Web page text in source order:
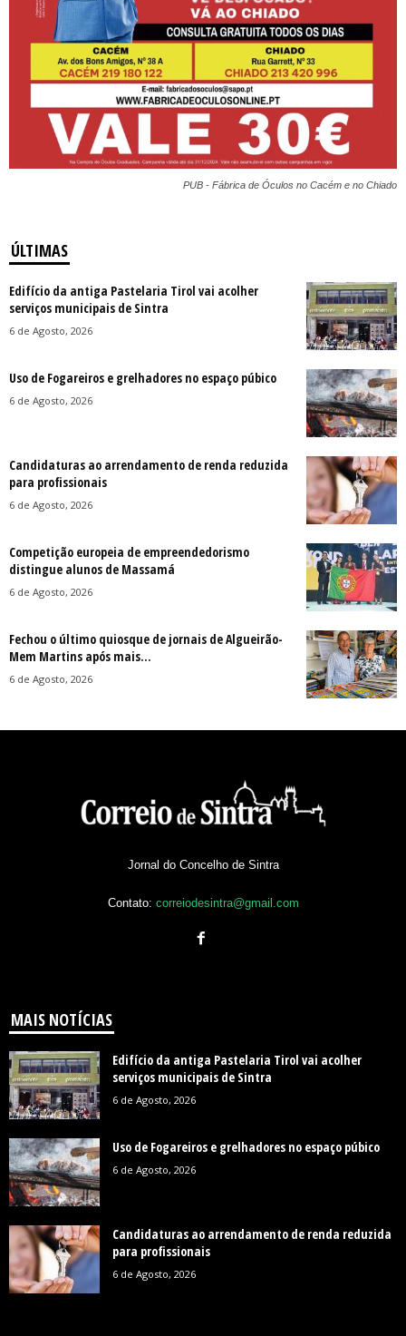
PUB - Fábrica de Óculos no Cacém e no Chiado
ÚLTIMAS
Edifício da antiga Pastelaria Tirol vai acolher
serviços municipais de Sintra
6 de Agosto, 2026
Uso de Fogareiros e grelhadores no espaço púbico
6 de Agosto, 2026
Candidaturas ao arrendamento de renda reduzida
para profissionais
6 de Agosto, 2026
Competição europeia de empreendedorismo
distingue alunos de Massamá
6 de Agosto, 2026
Fechou o último quiosque de jornais de Algueirão-
Mem Martins após mais...
6 de Agosto, 2026
Jornal do Concelho de Sintra
Contato: correiodesintra@gmail.com
MAIS NOTÍCIAS
Edifício da antiga Pastelaria Tirol vai acolher
serviços municipais de Sintra
6 de Agosto, 2026
Uso de Fogareiros e grelhadores no espaço púbico
6 de Agosto, 2026
Candidaturas ao arrendamento de renda reduzida
para profissionais
6 de Agosto, 2026